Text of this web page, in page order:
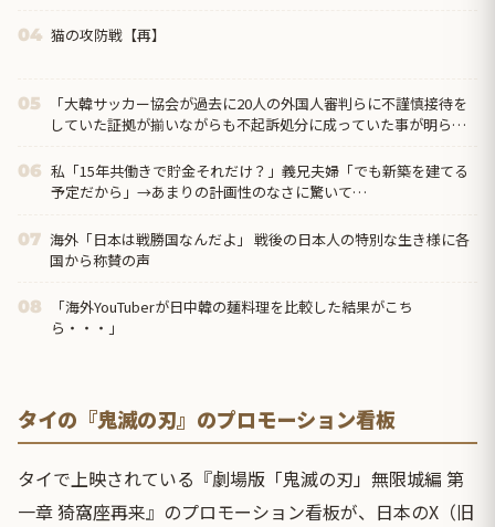
蹴り飛ばすね」
04 猫の攻防戦【再】
05
「大韓サッカー協会が過去に20人の外国人審判らに不謹慎接待を
していた証拠が揃いながらも不起訴処分に成っていた事が明らか
06 私「15年共働きで貯金それだけ？」義兄夫婦「でも新築を建てる
予定だから」→あまりの計画性のなさに驚いて…
07 海外「日本は戦勝国なんだよ」 戦後の日本人の特別な生き様に各
国から称賛の声
08
「海外YouTuberが日中韓の麺料理を比較した結果がこち
ら・・・」
タイの『鬼滅の刃』のプロモーション看板
タイで上映されている『劇場版「鬼滅の刃」無限城編 第
一章 猗窩座再来』のプロモーション看板が、日本のX（旧